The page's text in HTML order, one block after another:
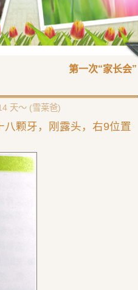
第一次“家长会”
天～ (雪莱爸)
颗牙，刚露头，右9位置